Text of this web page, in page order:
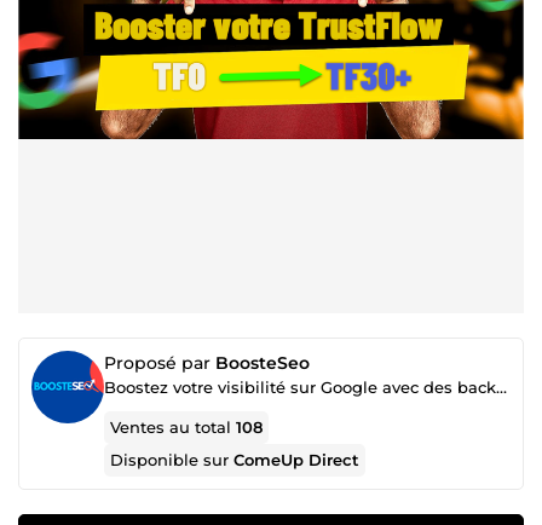
Proposé par BoosteSeo
Boostez votre visibilité sur Google avec des backlinks de qualité – Service expert en SEO naturel
Ventes au total108
Disponible surComeUp Direct